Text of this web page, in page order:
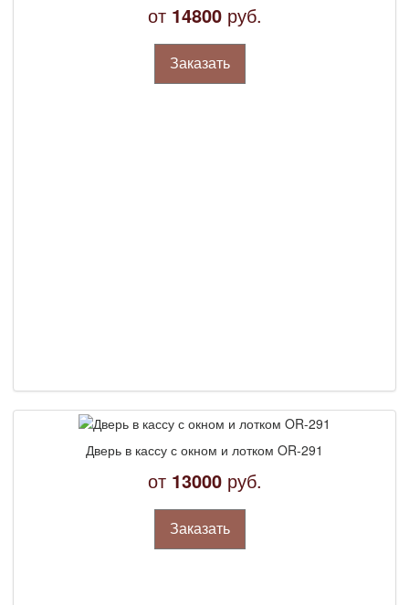
от 14800руб.
Заказать
Дверь в кассу с окном и лотком OR-291
от 13000руб.
Заказать